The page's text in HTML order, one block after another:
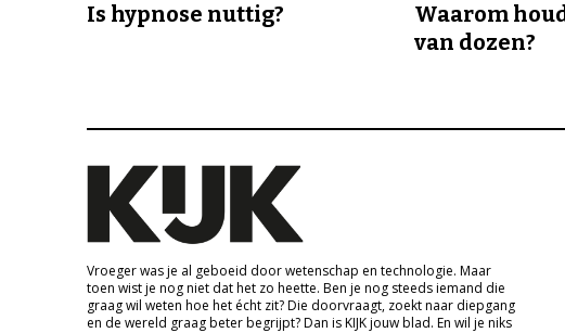
Is hypnose nuttig?
Waarom
van dozen?
Vroeger was je al geboeid door wetenschap en technologie. Maar
toen wist je nog niet dat het zo heette. Ben je nog steeds iemand die
graag wil weten hoe het écht zit? Die doorvraagt, zoekt naar diepgang
en de wereld graag beter begrijpt? Dan is KIJK jouw blad. En wil je niks